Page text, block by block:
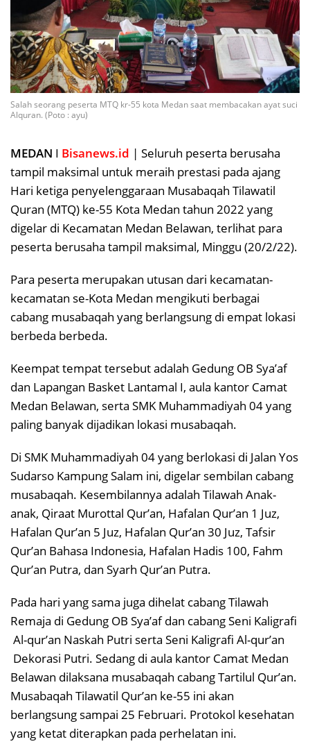
Salah seorang peserta MTQ kr-55 kota Medan saat membacakan ayat suci
Alquran. (Poto : ayu)
MEDAN I Bisanews.id | Seluruh peserta berusaha
tampil maksimal untuk meraih prestasi pada ajang
Hari ketiga penyelenggaraan Musabaqah Tilawatil
Quran (MTQ) ke-55 Kota Medan tahun 2022 yang
digelar di Kecamatan Medan Belawan, terlihat para
peserta berusaha tampil maksimal, Minggu (20/2/22).
Para peserta merupakan utusan dari kecamatan-
kecamatan se-Kota Medan mengikuti berbagai
cabang musabaqah yang berlangsung di empat lokasi
berbeda berbeda.
Keempat tempat tersebut adalah Gedung OB Sya’af
dan Lapangan Basket Lantamal I, aula kantor Camat
Medan Belawan, serta SMK Muhammadiyah 04 yang
paling banyak dijadikan lokasi musabaqah.
Di SMK Muhammadiyah 04 yang berlokasi di Jalan Yos
Sudarso Kampung Salam ini, digelar sembilan cabang
musabaqah. Kesembilannya adalah Tilawah Anak-
anak, Qiraat Murottal Qur’an, Hafalan Qur’an 1 Juz,
Hafalan Qur’an 5 Juz, Hafalan Qur’an 30 Juz, Tafsir
Qur’an Bahasa Indonesia, Hafalan Hadis 100, Fahm
Qur’an Putra, dan Syarh Qur’an Putra.
Pada hari yang sama juga dihelat cabang Tilawah
Remaja di Gedung OB Sya’af dan cabang Seni Kaligrafi
Al-qur’an Naskah Putri serta Seni Kaligrafi Al-qur’an
Dekorasi Putri. Sedang di aula kantor Camat Medan
Belawan dilaksana musabaqah cabang Tartilul Qur’an.
Musabaqah Tilawatil Qur’an ke-55 ini akan
berlangsung sampai 25 Februari. Protokol kesehatan
yang ketat diterapkan pada perhelatan ini.